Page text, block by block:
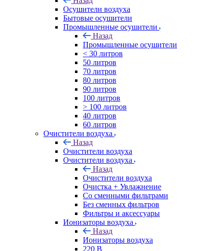
Осушители воздуха
Бытовые осушители
Промышленные осушители
Назад
Промышленные осушители
< 30 литров
50 литров
70 литров
80 литров
90 литров
100 литров
> 100 литров
40 литров
60 литров
Очистители воздуха
Назад
Очистители воздуха
Очистители воздуха
Назад
Очистители воздуха
Очистка + Увлажнение
Cо сменными фильтрами
Без сменных фильтров
Фильтры и аксессуары
Ионизаторы воздуха
Назад
Ионизаторы воздуха
220 В